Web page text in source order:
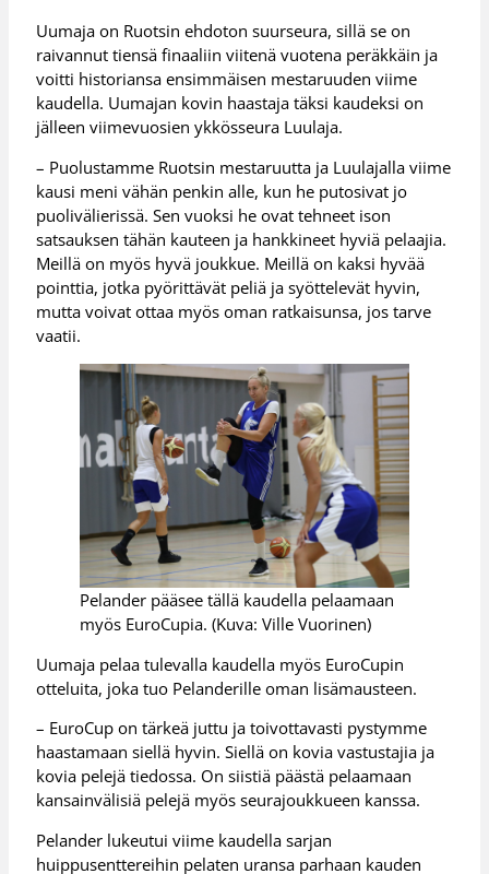
Uumaja on Ruotsin ehdoton suurseura, sillä se on
raivannut tiensä finaaliin viitenä vuotena peräkkäin ja
voitti historiansa ensimmäisen mestaruuden viime
kaudella. Uumajan kovin haastaja täksi kaudeksi on
jälleen viimevuosien ykkösseura Luulaja.
– Puolustamme Ruotsin mestaruutta ja Luulajalla viime
kausi meni vähän penkin alle, kun he putosivat jo
puolivälierissä. Sen vuoksi he ovat tehneet ison
satsauksen tähän kauteen ja hankkineet hyviä pelaajia.
Meillä on myös hyvä joukkue. Meillä on kaksi hyvää
pointtia, jotka pyörittävät peliä ja syöttelevät hyvin,
mutta voivat ottaa myös oman ratkaisunsa, jos tarve
vaatii.
Pelander pääsee tällä kaudella pelaamaan
myös EuroCupia. (Kuva: Ville Vuorinen)
Uumaja pelaa tulevalla kaudella myös EuroCupin
otteluita, joka tuo Pelanderille oman lisämausteen.
– EuroCup on tärkeä juttu ja toivottavasti pystymme
haastamaan siellä hyvin. Siellä on kovia vastustajia ja
kovia pelejä tiedossa. On siistiä päästä pelaamaan
kansainvälisiä pelejä myös seurajoukkueen kanssa.
Pelander lukeutui viime kaudella sarjan
huippusenttereihin pelaten uransa parhaan kauden